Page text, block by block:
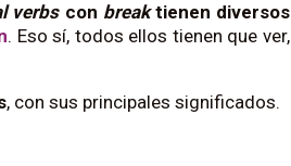
verbscon breaktienen diversos
. Eso sí, todos ellos tienen que ver,
, con sus principales significados.